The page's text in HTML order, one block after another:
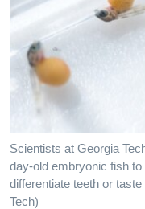
Scientists at Georgia
day-old embryonic fish
differentiate teeth or
Tech)